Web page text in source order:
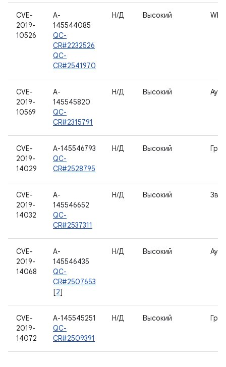
CVE-
2019-
10526
A-
145544085
QC-
CR#2232526
QC-
CR#2541970
Н/Д Высокий
CVE-
2019-
10569
A-
145545820
QC-
CR#2315791
Н/Д Высокий
CVE-
2019-
14029
A-145546793
QC-
CR#2528795
Н/Д Высокий
CVE-
2019-
14032
A-
145546652
QC-
CR#2537311
Н/Д Высокий Звук
CVE-
2019-
14068
A-
145546435
QC-
CR#2507653
[2]
Н/Д Высокий
CVE-
2019-
14072
A-145545251
QC-
CR#2509391
Н/Д Высокий